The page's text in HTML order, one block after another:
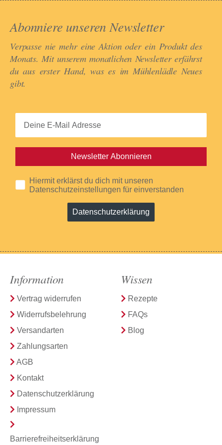
Abonniere unseren Newsletter​
Verpasse nie mehr eine Aktion oder ein Produkt des
Monats. Mit unserem monatlichen Newsletter erfährst
du aus erster Hand, was es im Mühlenlädle Neues
gibt.​
Newsletter Abonnieren
Hiermit erklärst du dich mit unseren
Datenschutzeinstellungen für einverstanden
Datenschutzerklärung
Information
Vertrag widerrufen
Widerrufsbelehrung
Versandarten
Zahlungsarten
AGB
Kontakt
Datenschutzerklärung
Impressum
Barrierefreiheitserklärung
Wissen
Rezepte
FAQs
Blog